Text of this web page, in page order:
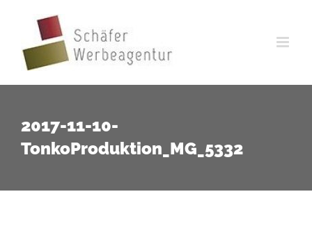
springen
2017-11-10-
TonkoProduktion_MG_5332